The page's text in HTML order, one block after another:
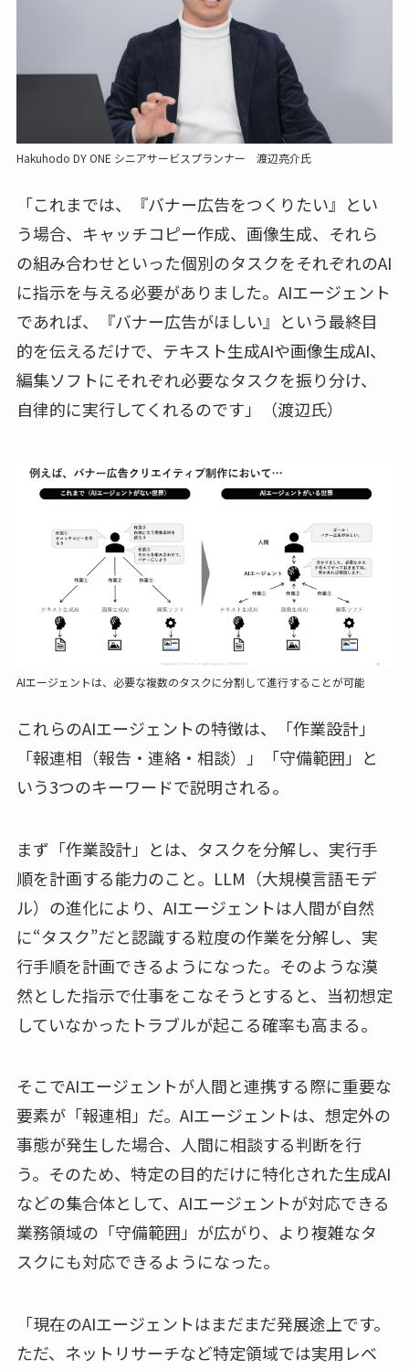
Hakuhodo DY ONE シニアサービスプランナー 渡辺亮介氏
「これまでは、『バナー広告をつくりたい』とい
う場合、キャッチコピー作成、画像生成、それら
の組み合わせといった個別のタスクをそれぞれのAI
に指示を与える必要がありました。AIエージェント
であれば、『バナー広告がほしい』という最終目
的を伝えるだけで、テキスト生成AIや画像生成AI、
編集ソフトにそれぞれ必要なタスクを振り分け、
自律的に実行してくれるのです」（渡辺氏）
AIエージェントは、必要な複数のタスクに分割して進行することが可能
これらのAIエージェントの特徴は、「作業設計」
「報連相（報告・連絡・相談）」「守備範囲」と
いう3つのキーワードで説明される。
まず「作業設計」とは、タスクを分解し、実行手
順を計画する能力のこと。LLM（大規模言語モデ
ル）の進化により、AIエージェントは人間が自然
に“タスク”だと認識する粒度の作業を分解し、実
行手順を計画できるようになった。そのような漠
然とした指示で仕事をこなそうとすると、当初想定
していなかったトラブルが起こる確率も高まる。
そこでAIエージェントが人間と連携する際に重要な
要素が「報連相」だ。AIエージェントは、想定外の
事態が発生した場合、人間に相談する判断を行
う。そのため、特定の目的だけに特化された生成AI
などの集合体として、AIエージェントが対応できる
業務領域の「守備範囲」が広がり、より複雑なタ
スクにも対応できるようになった。
「現在のAIエージェントはまだまだ発展途上です。
ただ、ネットリサーチなど特定領域では実用レベ